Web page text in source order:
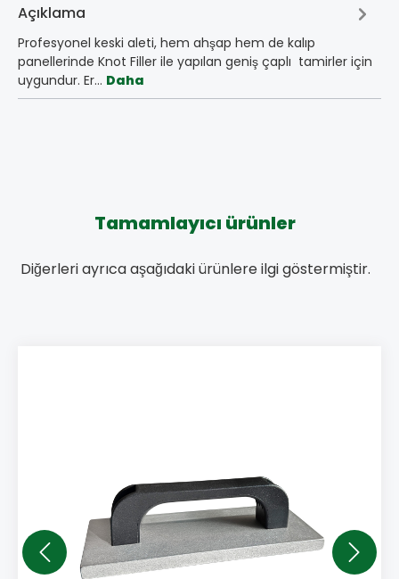
Açıklama
Profesyonel keski aleti, hem ahşap hem de kalıp
panellerinde Knot Filler ile yapılan geniş çaplı tamirler için
uygundur. Er… Daha
Tamamlayıcı ürünler
Diğerleri ayrıca aşağıdaki ürünlere ilgi göstermiştir.